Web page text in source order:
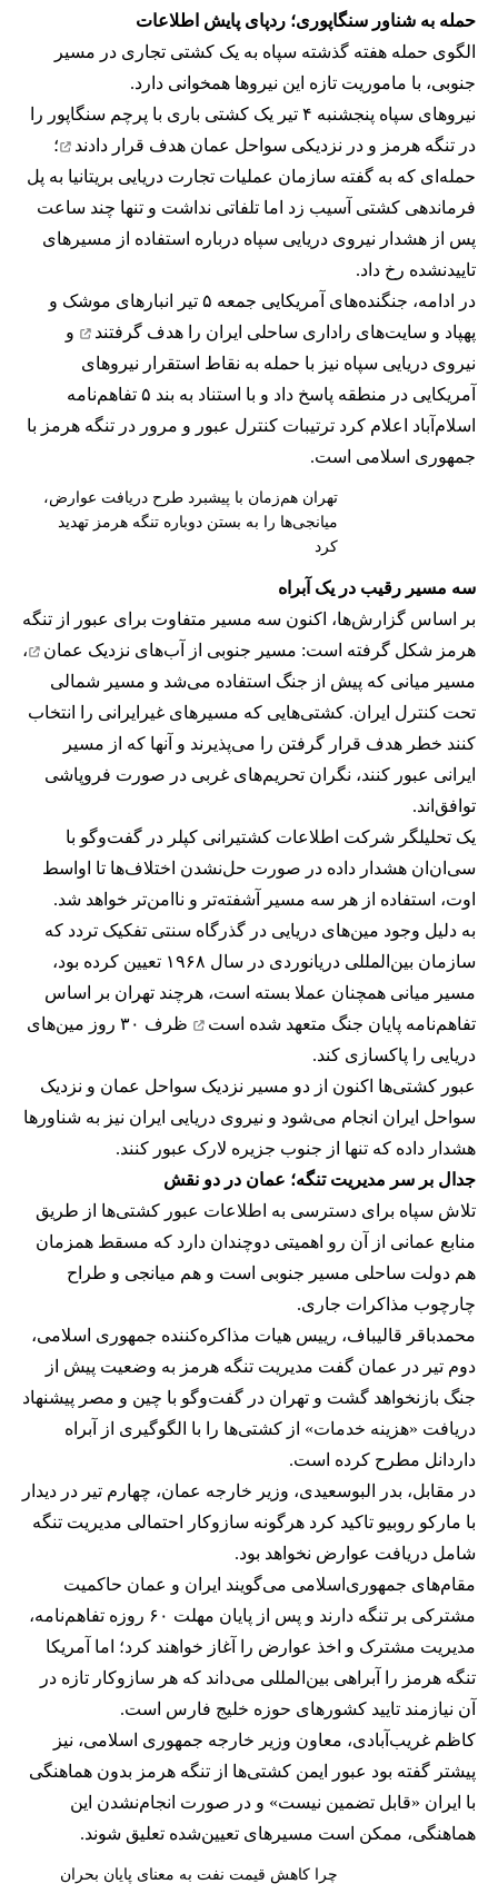
حمله به شناور سنگاپوری؛ ردپای پایش اطلاعات
الگوی حمله هفته گذشته سپاه به یک کشتی تجاری در مسیر
جنوبی، با ماموریت تازه این نیروها همخوانی دارد.
نیروهای سپاه پنجشنبه ۴ تیر یک کشتی باری با پرچم سنگاپور را
در تنگه هرمز و در نزدیکی سواحل عمان هدف قرار دادند
؛
حمله‌ای که به گفته سازمان عملیات تجارت دریایی بریتانیا به پل
فرماندهی کشتی آسیب زد اما تلفاتی نداشت و تنها چند ساعت
پس از هشدار نیروی دریایی سپاه درباره استفاده از مسیرهای
تاییدنشده رخ داد.
در ادامه، جنگنده‌های آمریکایی جمعه ۵ تیر انبارهای موشک و
پهپاد و سایت‌های راداری ساحلی ایران را هدف گرفتند
و
نیروی دریایی سپاه نیز با حمله به نقاط استقرار نیروهای
آمریکایی در منطقه پاسخ داد و با استناد به بند ۵ تفاهم‌نامه
اسلام‌آباد اعلام کرد ترتیبات کنترل عبور و مرور در تنگه هرمز با
جمهوری اسلامی است.
تهران هم‌زمان با پیشبرد طرح دریافت عوارض،
میانجی‌ها را به بستن دوباره تنگه هرمز تهدید
کرد
سه مسیر رقیب در یک آبراه
بر اساس گزارش‌ها، اکنون سه مسیر متفاوت برای عبور از تنگه
هرمز شکل گرفته است: مسیر جنوبی از
آب‌های نزدیک عمان
،
مسیر میانی که پیش از جنگ استفاده می‌شد و مسیر شمالی
تحت کنترل ایران. کشتی‌هایی که مسیرهای غیرایرانی را انتخاب
کنند خطر هدف قرار گرفتن را می‌پذیرند و آنها که از مسیر
ایرانی عبور کنند، نگران تحریم‌های غربی در صورت فروپاشی
توافق‌اند.
یک تحلیلگر شرکت اطلاعات کشتیرانی کپلر در گفت‌و‌گو با
سی‌ان‌ان هشدار داده در صورت حل‌نشدن اختلاف‌ها تا اواسط
اوت، استفاده از هر سه مسیر آشفته‌تر و ناامن‌تر خواهد شد.
به دلیل وجود مین‌های دریایی در گذرگاه سنتی تفکیک تردد که
سازمان بین‌المللی دریانوردی در سال ۱۹۶۸ تعیین کرده بود،
مسیر میانی همچنان عملا بسته است، هرچند تهران بر اساس
تفاهم‌نامه پایان جنگ متعهد شده است
ظرف ۳۰ روز مین‌های
دریایی را پاکسازی کند.
عبور کشتی‌ها اکنون از دو مسیر نزدیک سواحل عمان و نزدیک
سواحل ایران انجام می‌شود و نیروی دریایی ایران نیز به شناورها
هشدار داده که تنها از جنوب جزیره لارک عبور کنند.
جدال بر سر مدیریت تنگه؛ عمان در دو نقش
تلاش سپاه برای دسترسی به اطلاعات عبور کشتی‌ها از طریق
منابع عمانی از آن رو اهمیتی دوچندان دارد که مسقط همزمان
هم دولت ساحلی مسیر جنوبی است و هم میانجی و طراح
چارچوب مذاکرات جاری.
محمدباقر قالیباف، رییس هیات مذاکره‌کننده جمهوری اسلامی،
دوم تیر در عمان گفت مدیریت تنگه هرمز به وضعیت پیش از
جنگ بازنخواهد گشت و تهران در گفت‌وگو با چین و مصر پیشنهاد
دریافت «هزینه خدمات» از کشتی‌ها را با الگوگیری از آبراه
داردانل مطرح کرده است.
در مقابل، بدر البوسعیدی، وزیر خارجه عمان، چهارم تیر در دیدار
با مارکو روبیو تاکید کرد هرگونه سازوکار احتمالی مدیریت تنگه
شامل دریافت عوارض نخواهد بود.
مقام‌های جمهوری‌اسلامی می‌گویند ایران و عمان حاکمیت
مشترکی بر تنگه دارند و پس از پایان مهلت ۶۰ روزه تفاهم‌نامه،
مدیریت مشترک و اخذ عوارض را آغاز خواهند کرد؛ اما آمریکا
تنگه هرمز را آبراهی بین‌المللی می‌داند که هر سازوکار تازه در
آن نیازمند تایید کشورهای حوزه خلیج فارس است.
کاظم غریب‌آبادی، معاون وزیر خارجه جمهوری اسلامی، نیز
پیشتر گفته بود عبور ایمن کشتی‌ها از تنگه هرمز بدون هماهنگی
با ایران «قابل تضمین نیست» و در صورت انجام‌نشدن این
هماهنگی، ممکن است مسیرهای تعیین‌شده تعلیق شوند.
چرا کاهش قیمت نفت به معنای پایان بحران